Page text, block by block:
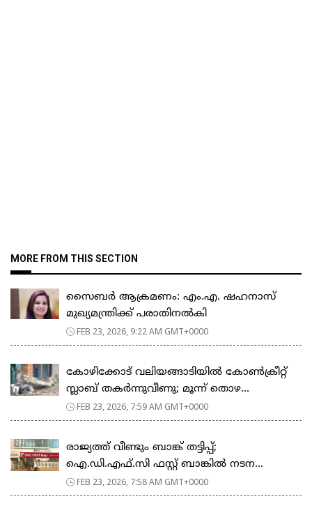
MORE FROM THIS SECTION
സൈബർ ആക്രമണം: എം.എ. ഷഹനാസ്
മുഖ്യമന്ത്രിക്ക് പരാതിനൽകി
FEB 23, 2026, 9:22 AM GMT+0000
കോഴിക്കോട് വലിയങ്ങാടിയിൽ കോൺക്രീറ്റ്
സ്ലാബ് തകർന്നുവീണു; മൂന്ന് തൊഴ...
FEB 23, 2026, 7:59 AM GMT+0000
രാജ്യത്ത് വീണ്ടും ബാങ്ക് തട്ടിപ്പ്;
ഐ.ഡി.എഫ്.സി ഫസ്റ്റ് ബാങ്കിൽ നടന...
FEB 23, 2026, 7:58 AM GMT+0000